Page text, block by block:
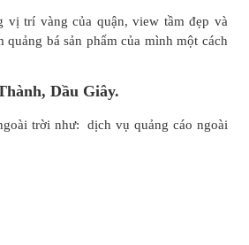
trí vàng của quận, view tầm đẹp và
bá sản phẩm của mình một cách
Dầu Giây.
trời như: dịch vụ quảng cáo ngoài